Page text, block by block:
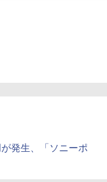
発生、「ソニーポ